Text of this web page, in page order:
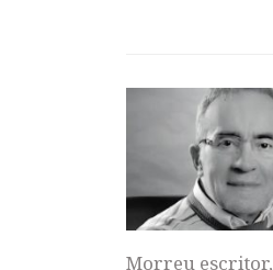
Morreu escritor,